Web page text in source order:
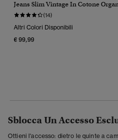
Jeans Slim Vintage In Cotone
(14)
Altri Colori Disponibili
€ 99,99
Sblocca Un Accesso
Ottieni l'accesso: dietro le quinte a